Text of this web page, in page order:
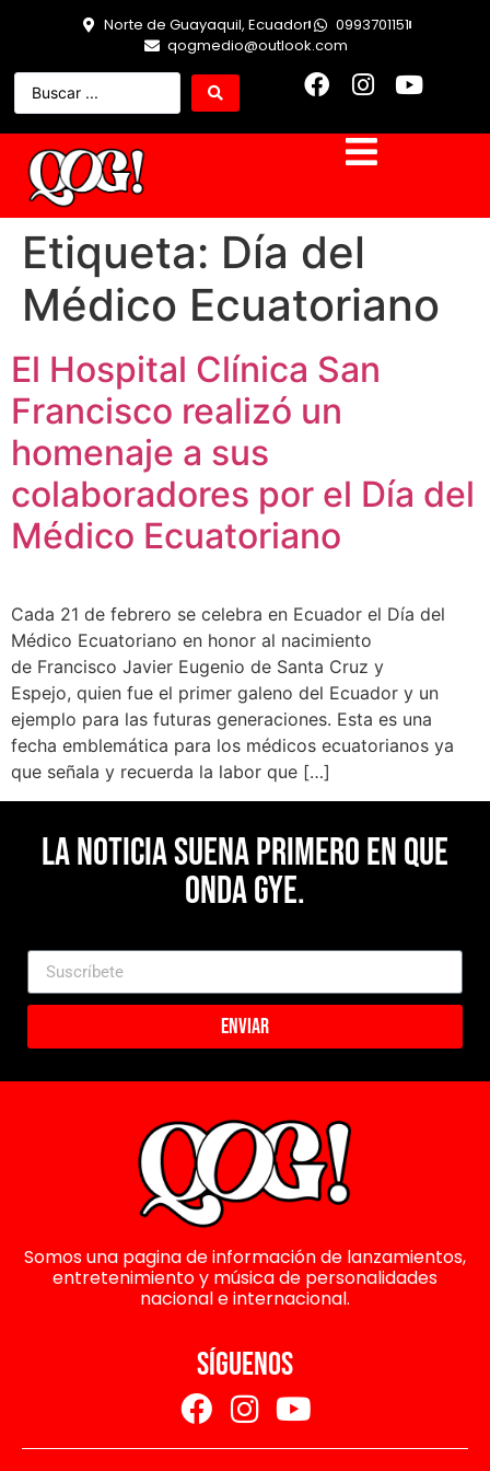
Norte de Guayaquil, Ecuador
0993701151
qogmedio@outlook.com
Etiqueta: Día del
Médico Ecuatoriano
El Hospital Clínica San
Francisco realizó un
homenaje a sus
colaboradores por el Día del
Médico Ecuatoriano
Cada 21 de febrero se celebra en Ecuador el Día del
Médico Ecuatoriano en honor al nacimiento
de Francisco Javier Eugenio de Santa Cruz y
Espejo, quien fue el primer galeno del Ecuador y un
ejemplo para las futuras generaciones. Esta es una
fecha emblemática para los médicos ecuatorianos ya
que señala y recuerda la labor que […]
La noticia suena primero en Que
Onda Gye.
Enviar
Somos una pagina de información de lanzamientos,
entretenimiento y música de personalidades
nacional e internacional.
SÍGUENOS